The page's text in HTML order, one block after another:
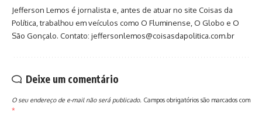
Jefferson Lemos é jornalista e, antes de atuar no site Coisas da
Política, trabalhou em veículos como O Fluminense, O Globo e O
São Gonçalo. Contato: jeffersonlemos@coisasdapolitica.com.br
Deixe um comentário
O seu endereço de e-mail não será publicado. Campos obrigatórios são marcados com
*